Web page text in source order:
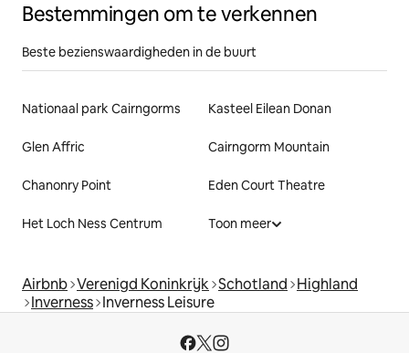
Bestemmingen om te verkennen
Beste bezienswaardigheden in de buurt
Nationaal park Cairngorms Kasteel Eilean Donan
Glen Affric Cairngorm Mountain
Chanonry Point Eden Court Theatre
Het Loch Ness Centrum Toon meer
Airbnb Verenigd Koninkrijk Schotland Highland
Inverness Inverness Leisure